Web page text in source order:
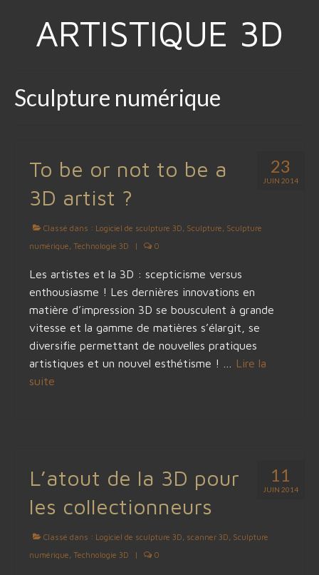
ARTISTIQUE 3D
Sculpture numérique
23
JUIN 2014
To be or not to be a
3D artist ?
Classé dans : Logiciel de sculpture 3D Sculpture
Sculpture
numérique Technologie 3D | 0
Les artistes et la 3D : scepticisme versus
enthousiasme ! Les dernières innovations en
matière d’impression 3D se bousculent à grande
vitesse et la gamme de matières s’élargit, se
diversifie permettant de nouvelles pratiques
artistiques et un nouvel esthétisme ! …
Lire la
suite­­
11
JUIN 2014
L’atout de la 3D pour
les collectionneurs
Classé dans : Logiciel de sculpture 3D scanner 3D
Sculpture
numérique Technologie 3D | 0